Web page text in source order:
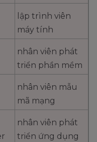
lập trình viên
máy tính
nhân viên phát
triển phần mềm
nhân viên mẫu
mã mạng
nhân viên phát
triển ứng dụng